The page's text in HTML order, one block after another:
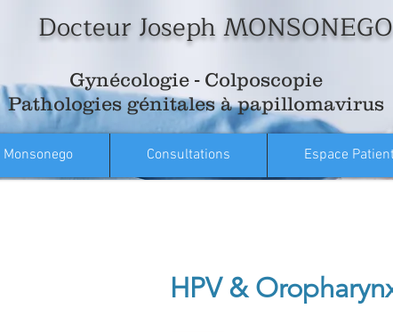
Consultations Espace
Docteur Joseph MONSONEGO
Gynécologie - Colposcopie
Pathologies génitales à papillomavirus
HPV &